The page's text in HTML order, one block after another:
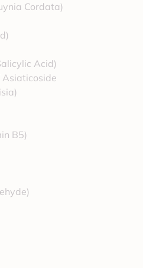
Cordata)
Acid)
Asiaticoside
B5)